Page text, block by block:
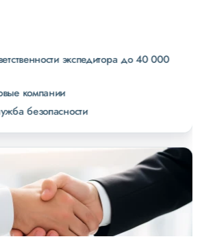
экспедитора до 40 000
компании
безопасности